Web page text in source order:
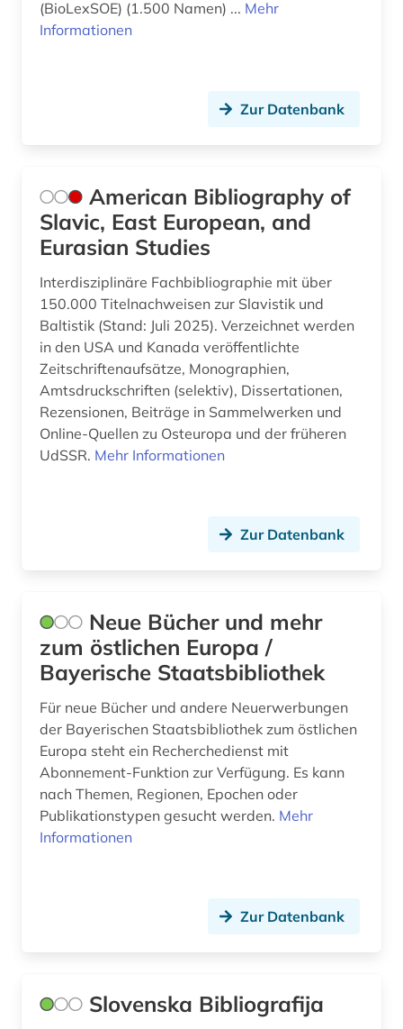
(BioLexSOE) (1.500 Namen) ... Mehr
Informationen
Zur Datenbank
American Bibliography of
Slavic, East European, and
Eurasian Studies
Interdisziplinäre Fachbibliographie mit über
150.000 Titelnachweisen zur Slavistik und
Baltistik (Stand: Juli 2025). Verzeichnet werden
in den USA und Kanada veröffentlichte
Zeitschriftenaufsätze, Monographien,
Amtsdruckschriften (selektiv), Dissertationen,
Rezensionen, Beiträge in Sammelwerken und
Online-Quellen zu Osteuropa und der früheren
UdSSR. Mehr Informationen
Zur Datenbank
Neue Bücher und mehr
zum östlichen Europa /
Bayerische Staatsbibliothek
Für neue Bücher und andere Neuerwerbungen
der Bayerischen Staatsbibliothek zum östlichen
Europa steht ein Recherchedienst mit
Abonnement-Funktion zur Verfügung. Es kann
nach Themen, Regionen, Epochen oder
Publikationstypen gesucht werden. Mehr
Informationen
Zur Datenbank
Slovenska Bibliografija